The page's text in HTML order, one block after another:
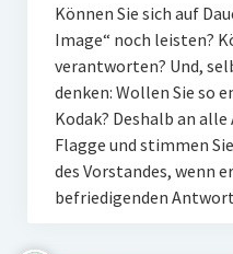
Können Sie sich auf
Image“ noch leisten?
verantworten? Und,
denken: Wollen Sie so
Kodak? Deshalb an
Flagge und stimmen
des Vorstandes, wenn
befriedigenden